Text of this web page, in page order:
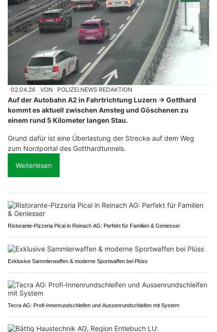
02.04.26 VON POLIZEI.NEWS REDAKTION
Auf der Autobahn A2 in Fahrtrichtung Luzern → Gotthard
kommt es aktuell zwischen Amsteg und Göschenen zu
einem rund 5 Kilometer langen Stau.
Grund dafür ist eine Überlastung der Strecke auf dem Weg
zum Nordportal des Gotthardtunnels.
Weiterlesen
Ristorante-Pizzeria Pical in Reinach AG: Perfekt für Familien & Geniesser
Exklusive Sammlerwaffen & moderne Sportwaffen bei Plüss
Tecra AG: Profi-Innenrundschleifen und Aussenrundschleifen mit System